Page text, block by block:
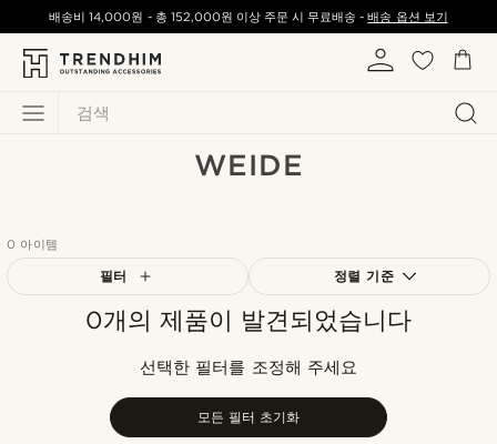
검색
배송비14,000원 - 총 152,000원 이상 주문 시 무료배송 -배송 옵션 보기
WEIDE
0 아이템
필터 정렬 기준
가장 인기 있는
낮은가격순
높은가격순
0개의 제품이 발견되었습니다
선택한 필터를 조정해 주세요
모든 필터 초기화